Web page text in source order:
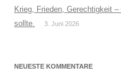
Krieg, Frieden, Gerechtigkeit
sollte.
3. Juni 2026
NEUESTE KOMMENTARE